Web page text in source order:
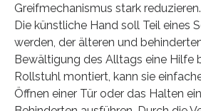
Greifmechanismus stark reduzieren.
Die künstliche Hand soll Teil eines
werden, der älteren und
Bewältigung des Alltags eine Hilfe
Rollstuhl montiert, kann sie
Öffnen einer Tür oder das Halten